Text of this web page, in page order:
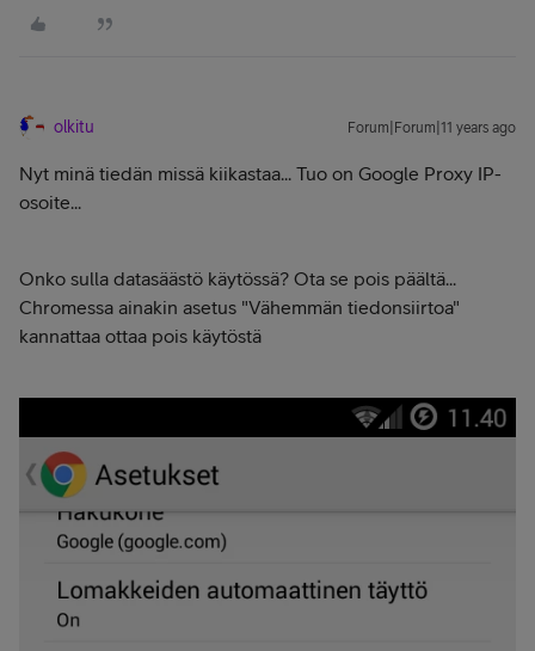
olkitu Forum|Forum|11 years ago
Nyt minä tiedän missä kiikastaa... Tuo on Google Proxy IP-
osoite...
Onko sulla datasäästö käytössä? Ota se pois päältä...
Chromessa ainakin asetus "Vähemmän tiedonsiirtoa"
kannattaa ottaa pois käytöstä